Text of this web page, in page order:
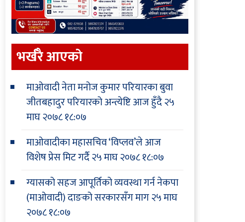
भर्खरै आएकाे
माओवादी नेता मनोज कुमार परियारका बुवा
जीतबहादुर परियारको अन्त्येष्टि आज हुँदै२५
माघ २०७८ १८:०७
माओवादीका महासचिव ‘विप्लव’ले आज
विशेष प्रेस मिट गर्दै२५ माघ २०७८ १८:०७
ग्यासको सहज आपूर्तिको व्यवस्था गर्न नेकपा
(माओवादी) दाङको सरकारसँग माग२५ माघ
२०७८ १८:०७